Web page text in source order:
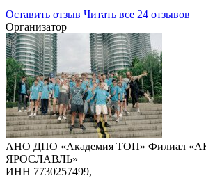
Оставить отзыв Читать все 24 отзывов
Организатор
АНО ДПО «Академия ТОП» Филиал
ЯРОСЛАВЛЬ»
ИНН 7730257499,